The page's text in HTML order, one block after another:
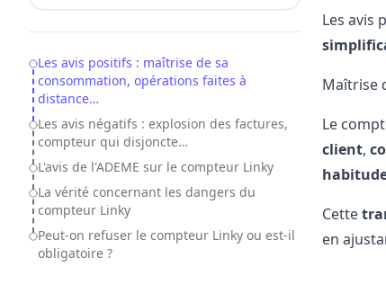
Table of Contents
Les avis positifs : maîtrise de sa
consommation, opérations faites à
distance…
Les avis négatifs : explosion des factures,
compteur qui disjoncte…
L'avis de l'ADEME sur le compteur Linky
La vérité concernant les dangers du
compteur Linky
Peut-on refuser le compteur Linky ou est-il
obligatoire ?
Les avis
Maîtrise
Le
client,
Cette
en